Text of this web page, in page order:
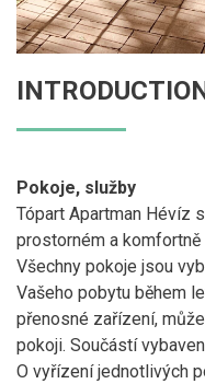
Pokoje, služby
Tópart Apartman Hévíz
prostorném a
Všechny pokoje jsou
Vašeho pobytu během
přenosné zařízení,
pokoji. Součástí
O vyřízení jednotlivých